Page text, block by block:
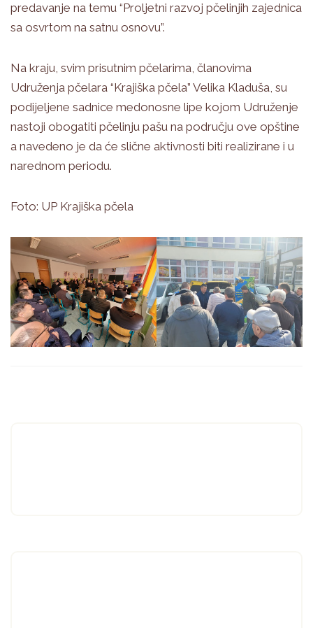
predavanje na temu “Proljetni razvoj pčelinjih zajednica
sa osvrtom na satnu osnovu”.
Na kraju, svim prisutnim pčelarima, članovima
Udruženja pčelara “Krajiška pčela” Velika Kladuša, su
podijeljene sadnice medonosne lipe kojom Udruženje
nastoji obogatiti pčelinju pašu na području ove opštine
a navedeno je da će slične aktivnosti biti realizirane i u
narednom periodu.
Foto: UP Krajiška pčela